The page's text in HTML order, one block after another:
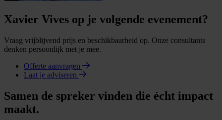
Xavier Vives op je volgende evenement?
Vraag vrijblijvend prijs en beschikbaarheid op. Onze consultants
denken persoonlijk met je mee.
Offerte aanvragen
Laat je adviseren
Samen de spreker vinden die écht impact
maakt.